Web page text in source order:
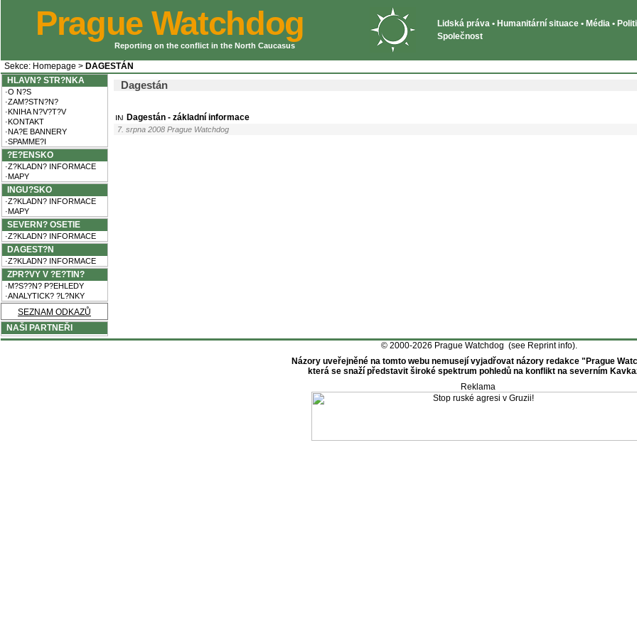
Prague Watchdog
Reporting on the conflict in the North Caucasus
Lidská práva • Humanitární situace • Média •
Společnost
Sekce: Homepage > DAGESTÁN
HLAVN? STR?NKA
·O N?S
·ZAM?STN?N?
·KNIHA N?V?T?V
·KONTAKT
·NA?E BANNERY
·SPAMME?I
?E?ENSKO
·Z?KLADN? INFORMACE
·MAPY
INGU?SKO
·Z?KLADN? INFORMACE
·MAPY
SEVERN? OSETIE
·Z?KLADN? INFORMACE
DAGEST?N
·Z?KLADN? INFORMACE
ZPR?VY V ?E?TIN?
·M?S??N? P?EHLEDY
·ANALYTICK? ?L?NKY
SEZNAM ODKAZŮ
NAŠI PARTNEŘI
Dagestán
Dagestán - základní informace
7. srpna 2008 Prague Watchdog
© 2000-2026 Prague Watchdog (see Reprint info).
Názory uveřejněné na tomto webu nemusejí vyjadřovat názory redakce "Prague
která se snaží představit široké spektrum pohledů na konflikt na severním
Reklama